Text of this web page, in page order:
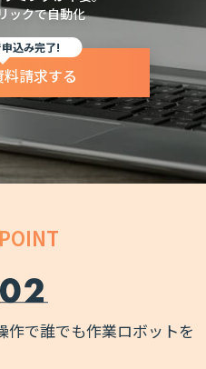
ックで自動化
込み完了!
請求する
で誰でも作業ロボットを